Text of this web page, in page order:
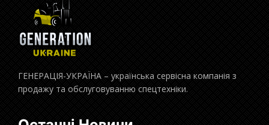
ГЕНЕРАЦІЯ-УКРАЇНА – українська сервісна компанія з
продажу та обслуговуванню спецтехніки.